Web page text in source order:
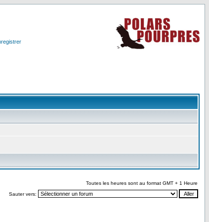
Toutes les heures sont au format GMT + 1 Heure
Sauter vers: